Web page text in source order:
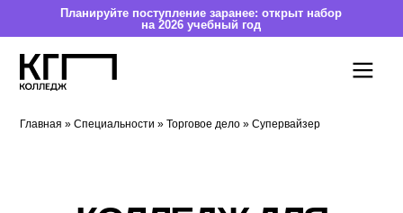
Планируйте поступление заранее: открыт набор
на 2026 учебный год
Специальности »Торговое дело » Супервайзер